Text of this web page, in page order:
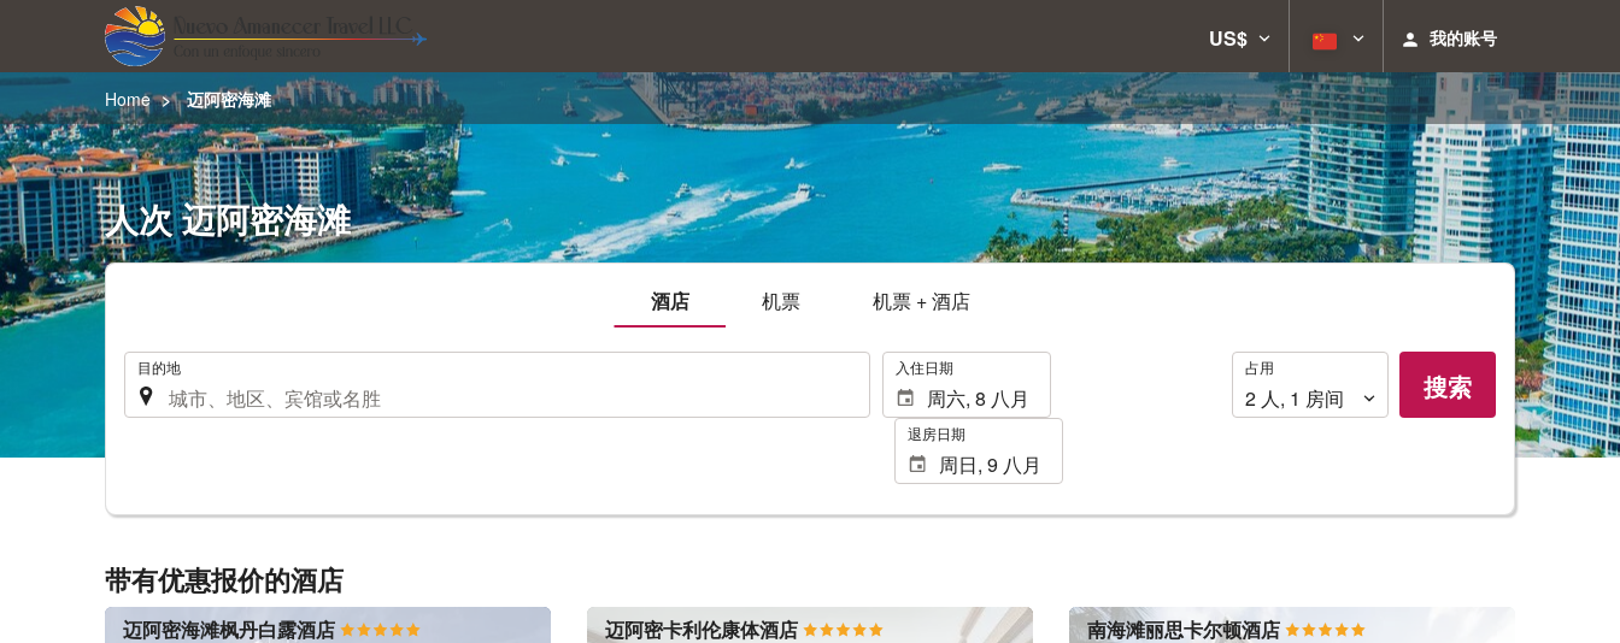
US$ 我的账号
Home 迈阿密海滩
人次 迈阿密海滩
酒店 机票 机票 + 酒店
. 目的地 . 入住日期
退房日期
占
用
占用
2 人 , 1 房间 搜索
带有优惠报价的酒店
迈阿密海滩枫丹白露酒店 迈阿密卡利伦康体酒店 南海滩丽思卡尔顿酒店